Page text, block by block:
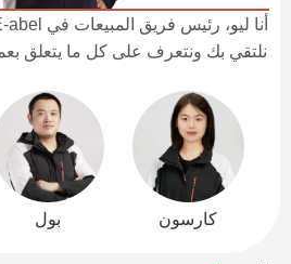
نلتقي بك ونتعرف على كل ما يتعلق
كارسون بول